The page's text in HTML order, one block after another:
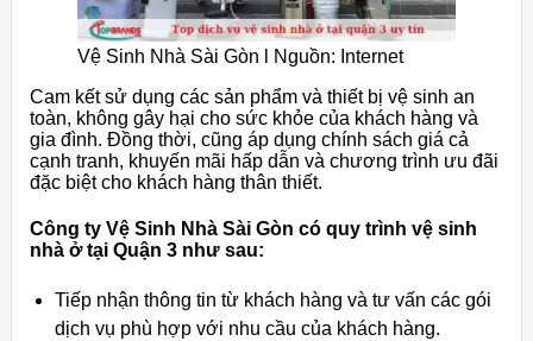
Vệ Sinh Nhà Sài Gòn l Nguồn: Internet
Cam kết sử dụng các sản phẩm và thiết bị vệ sinh an
toàn, không gây hại cho sức khỏe của khách hàng và
gia đình. Đồng thời, cũng áp dụng chính sách giá cả
cạnh tranh, khuyến mãi hấp dẫn và chương trình ưu đãi
đặc biệt cho khách hàng thân thiết.
Công ty Vệ Sinh Nhà Sài Gòn có quy trình vệ sinh
nhà ở tại Quận 3 như sau:
Tiếp nhận thông tin từ khách hàng và tư vấn các gói
dịch vụ phù hợp với nhu cầu của khách hàng.